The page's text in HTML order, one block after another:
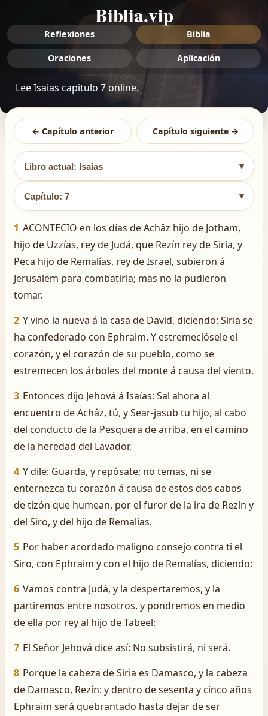
Biblia.vip
Reflexiones Biblia
Oraciones Aplicación
Lee Isaias capitulo 7 online.
← Capítulo anterior Capítulo siguiente →
Libro actual: Isaías ▾
Capítulo: 7 ▾
1 ACONTECIO en los días de Achâz hijo de Jotham,
hijo de Uzzías, rey de Judá, que Rezín rey de Siria, y
Peca hijo de Remalías, rey de Israel, subieron á
Jerusalem para combatirla; mas no la pudieron
tomar.
2 Y vino la nueva á la casa de David, diciendo: Siria se
ha confederado con Ephraim. Y estremeciósele el
corazón, y el corazón de su pueblo, como se
estremecen los árboles del monte á causa del viento.
3 Entonces dijo Jehová á Isaías: Sal ahora al
encuentro de Achâz, tú, y Sear-jasub tu hijo, al cabo
del conducto de la Pesquera de arriba, en el camino
de la heredad del Lavador,
4 Y dile: Guarda, y repósate; no temas, ni se
enternezca tu corazón á causa de estos dos cabos
de tizón que humean, por el furor de la ira de Rezín y
del Siro, y del hijo de Remalías.
5 Por haber acordado maligno consejo contra ti el
Siro, con Ephraim y con el hijo de Remalías, diciendo:
6 Vamos contra Judá, y la despertaremos, y la
partiremos entre nosotros, y pondremos en medio
de ella por rey al hijo de Tabeel:
7 El Señor Jehová dice así: No subsistirá, ni será.
8 Porque la cabeza de Siria es Damasco, y la cabeza
de Damasco, Rezín: y dentro de sesenta y cinco años
Ephraim será quebrantado hasta dejar de ser